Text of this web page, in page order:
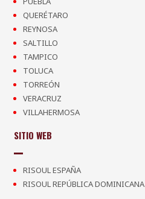
QUERÉTARO
REYNOSA
SALTILLO
TAMPICO
TOLUCA
TORREÓN
VERACRUZ
VILLAHERMOSA
SITIO WEB
RISOUL ESPAÑA
RISOUL REPÚBLICA DOMINICANA